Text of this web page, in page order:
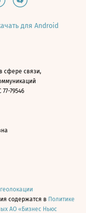
для Android
сфере связи,
79546
содержатся в Политике
АО «Бизнес Ньюс